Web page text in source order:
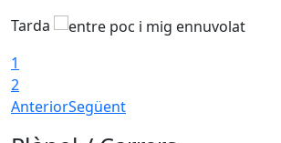
Tarda
1
2
AnteriorSegüent